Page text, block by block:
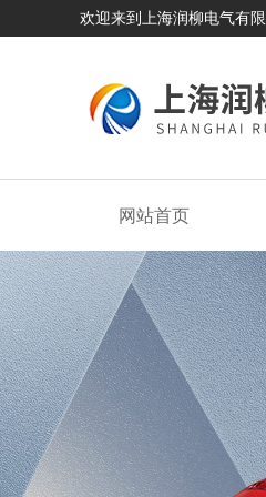
欢迎来到上海润柳电气有限
网站首页